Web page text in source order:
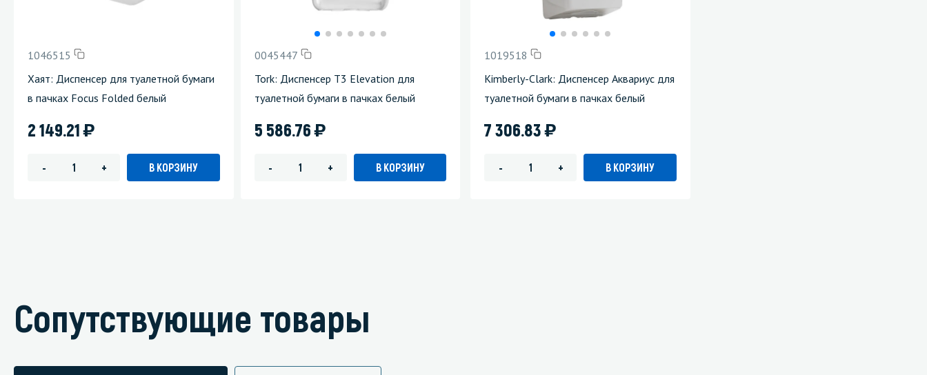
1046515
Хаят: Диспенсер для туалетной бумаги
в пачках Focus Folded белый
2 149.21)
- + В КОРЗИНУ
0045447
Tork: Диспенсер T3 Elevation для
туалетной бумаги в пачках белый
5 586.76)
- + В КОРЗИНУ
1019518
Kimberly-Clark: Диспенсер Аквариус для
туалетной бумаги в пачках белый
7 306.83)
- + В КОРЗИНУ
Сопутствующие товары